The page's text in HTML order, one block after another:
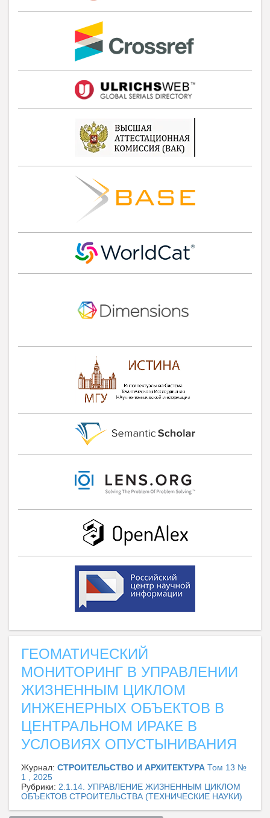
ГЕОМАТИЧЕСКИЙ
МОНИТОРИНГ В УПРАВЛЕНИИ
ЖИЗНЕННЫМ ЦИКЛОМ
ИНЖЕНЕРНЫХ ОБЪЕКТОВ В
ЦЕНТРАЛЬНОМ ИРАКЕ В
УСЛОВИЯХ ОПУСТЫНИВАНИЯ
Журнал: СТРОИТЕЛЬСТВО И АРХИТЕКТУРА Том 13 №
1 , 2025
Рубрики: 2.1.14. УПРАВЛЕНИЕ ЖИЗНЕННЫМ ЦИКЛОМ
ОБЪЕКТОВ СТРОИТЕЛЬСТВА (ТЕХНИЧЕСКИЕ НАУКИ)